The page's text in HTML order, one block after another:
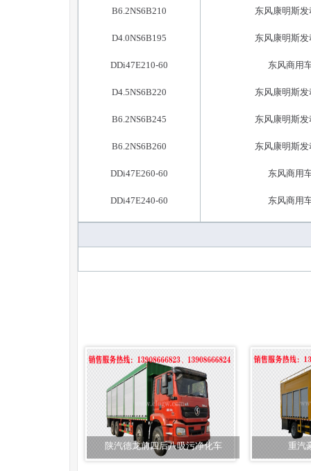
B6.2NS6B210
D4.0NS6B195
DDi47E210-60
D4.5NS6B220
B6.2NS6B245
B6.2NS6B260
DDi47E260-60
DDi47E240-60
东风康明斯
东风康明斯
东风商用
东风康明斯
东风康明斯
东风康明斯
东风商用
东风商用
陕汽德龙前四后八吸污净化车 重汽